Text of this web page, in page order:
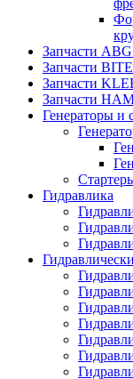
Запчасти
Запчасти
Запчасти
Запчасти
Генераторы и
Гидравлика